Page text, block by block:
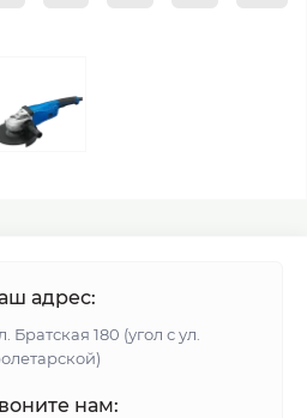
адрес:
Братская 180 (угол с ул.
нам: